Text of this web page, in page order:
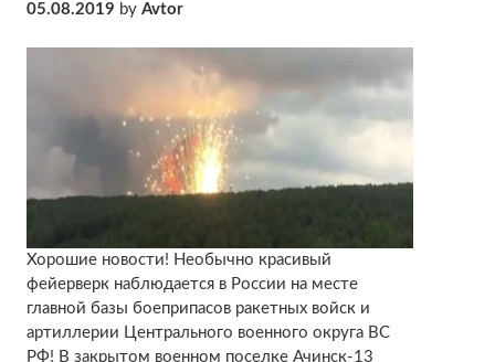
05.08.2019 by Avtor
Хорошие новости! Необычно красивый
фейерверк наблюдается в России на месте
главной базы боеприпасов ракетных войск и
артиллерии Центрального военного округа ВС
РФ! В закрытом военном поселке Ачинск-13